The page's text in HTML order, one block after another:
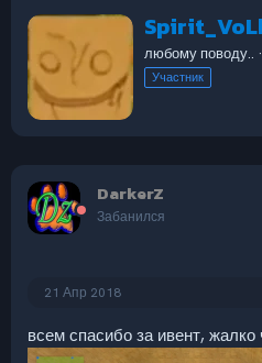
прохождения карты, получат
Адрес сервера:
указывать порт).
А
в
тлюбому поводу.. ·
Участник
DarkerZ
Забанился
21 Апр 2018
всем спасибо за ивент,